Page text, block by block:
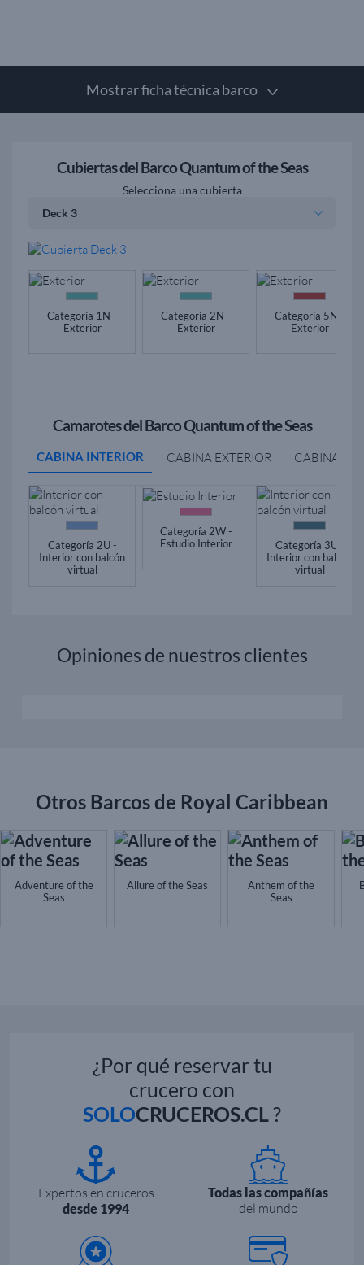
Mostrar ficha técnica barco
Cubiertas del Barco Quantum of the Seas
Selecciona una cubierta
Categoría 1N -
Exterior
Categoría 2N -
Exterior
Categoría 5N -
Exterior
Camarotes del Barco Quantum of the Seas
CABINA INTERIOR CABINA EXTERIOR CABINA
Categoría 2U -
Interior con balcón
virtual
Categoría 2W -
Estudio Interior
Categoría 3U -
Interior con balcón
virtual
Opiniones de nuestros clientes
Otros Barcos de Royal Caribbean
Adventure of the
Seas
Allure of the Seas
Anthem of the
Seas
¿Por qué reservar tu
crucero con
SOLOCRUCEROS.CL?
Expertos en cruceros
desde 1994
Todas las compañías
del mundo